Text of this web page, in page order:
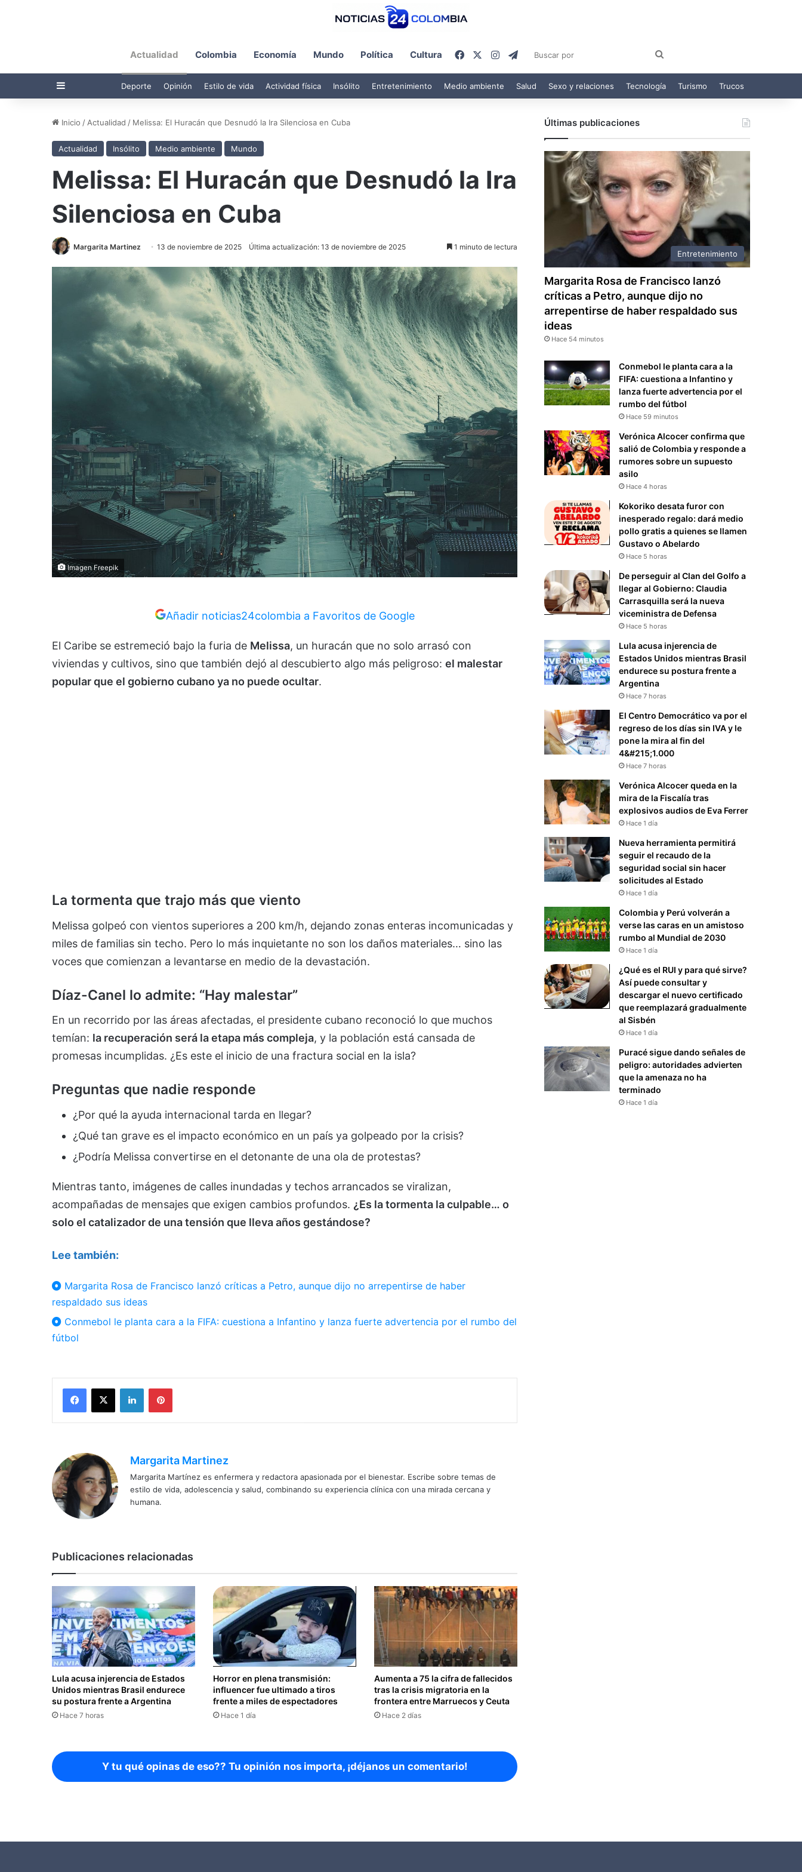
Actualidad Colombia Economía Mundo Política Cultura FacebookInstagram
Telegram
por
Barra lateral Deporte Opinión Estilo de vida Actividad física Insólito Entretenimiento Medio ambiente Salud Sexo y relaciones Tecnología Turismo Trucos
Inicio / Actualidad / Melissa: El Huracán que Desnudó la Ira Silenciosa en Cuba
Actualidad Insólito Medio ambiente Mundo
Melissa: El Huracán que Desnudó la Ira
Silenciosa en Cuba
Margarita Martinez 13 de noviembre de 2025 Última actualización: 13 de noviembre de 2025 1 minuto de lectura
Imagen Freepik
Añadir noticias24colombia a Favoritos de Google
El Caribe se estremeció bajo la furia de Melissa, un huracán que no solo arrasó con
viviendas y cultivos, sino que también dejó al descubierto algo más peligroso: el malestar
popular que el gobierno cubano ya no puede ocultar.
La tormenta que trajo más que viento
Melissa golpeó con vientos superiores a 200 km/h, dejando zonas enteras incomunicadas y
miles de familias sin techo. Pero lo más inquietante no son los daños materiales… sino las
voces que comienzan a levantarse en medio de la devastación.
Díaz-Canel lo admite: “Hay malestar”
En un recorrido por las áreas afectadas, el presidente cubano reconoció lo que muchos
temían: la recuperación será la etapa más compleja, y la población está cansada de
promesas incumplidas. ¿Es este el inicio de una fractura social en la isla?
Preguntas que nadie responde
¿Por qué la ayuda internacional tarda en llegar?
¿Qué tan grave es el impacto económico en un país ya golpeado por la crisis?
¿Podría Melissa convertirse en el detonante de una ola de protestas?
Mientras tanto, imágenes de calles inundadas y techos arrancados se viralizan,
acompañadas de mensajes que exigen cambios profundos. ¿Es la tormenta la culpable… o
solo el catalizador de una tensión que lleva años gestándose?
Lee también:
Margarita Rosa de Francisco lanzó críticas a Petro, aunque dijo no arrepentirse de haber
respaldado sus ideas
Conmebol le planta cara a la FIFA: cuestiona a Infantino y lanza fuerte advertencia por el rumbo del
fútbol
Facebook
X LinkedInPinterest
Margarita Martinez
Margarita Martínez es enfermera y redactora apasionada por el bienestar. Escribe sobre temas de
estilo de vida, adolescencia y salud, combinando su experiencia clínica con una mirada cercana y
humana.
Publicaciones relacionadas
Lula acusa injerencia de Estados
Unidos mientras Brasil endurece
su postura frente a Argentina
Hace 7 horas
Horror en plena transmisión:
influencer fue ultimado a tiros
frente a miles de espectadores
Hace 1 día
Aumenta a 75 la cifra de fallecidos
tras la crisis migratoria en la
frontera entre Marruecos y Ceuta
Hace 2 días
Y tu qué opinas de eso?? Tu opinión nos importa, ¡déjanos un comentario!
Últimas publicaciones
Entretenimiento
Margarita Rosa de Francisco lanzó
críticas a Petro, aunque dijo no
arrepentirse de haber respaldado sus
ideas
Hace 54 minutos
Conmebol le planta cara a la
FIFA: cuestiona a Infantino y
lanza fuerte advertencia por el
rumbo del fútbol
Hace 59 minutos
Verónica Alcocer confirma que
salió de Colombia y responde a
rumores sobre un supuesto
asilo
Hace 4 horas
Kokoriko desata furor con
inesperado regalo: dará medio
pollo gratis a quienes se llamen
Gustavo o Abelardo
Hace 5 horas
De perseguir al Clan del Golfo a
llegar al Gobierno: Claudia
Carrasquilla será la nueva
viceministra de Defensa
Hace 5 horas
Lula acusa injerencia de
Estados Unidos mientras Brasil
endurece su postura frente a
Argentina
Hace 7 horas
El Centro Democrático va por el
regreso de los días sin IVA y le
pone la mira al fin del
4&#215;1.000
Hace 7 horas
Verónica Alcocer queda en la
mira de la Fiscalía tras
explosivos audios de Eva Ferrer
Hace 1 día
Nueva herramienta permitirá
seguir el recaudo de la
seguridad social sin hacer
solicitudes al Estado
Hace 1 día
Colombia y Perú volverán a
verse las caras en un amistoso
rumbo al Mundial de 2030
Hace 1 día
¿Qué es el RUI y para qué sirve?
Así puede consultar y
descargar el nuevo certificado
que reemplazará gradualmente
al Sisbén
Hace 1 día
Puracé sigue dando señales de
peligro: autoridades advierten
que la amenaza no ha
terminado
Hace 1 día